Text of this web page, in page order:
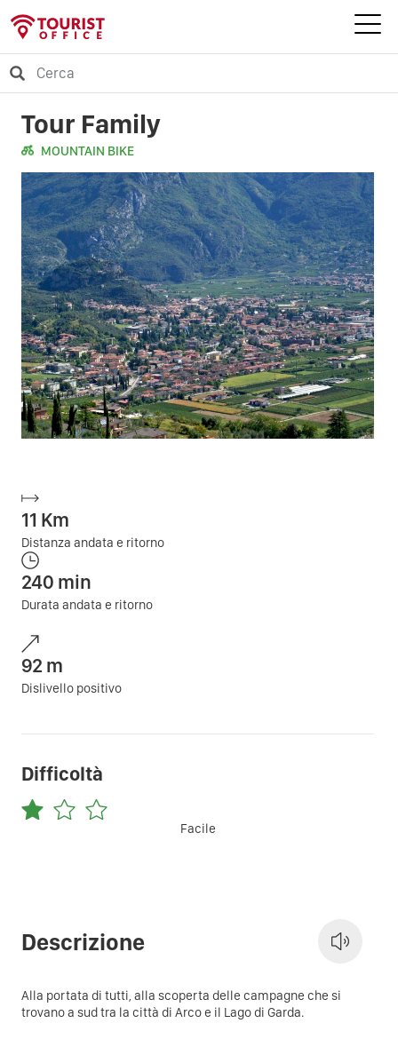
Tour Family
MOUNTAIN BIKE
11 Km
Distanza andata e ritorno
240 min
Durata andata e ritorno
92 m
Dislivello positivo
Difficoltà
Facile
Descrizione
Alla portata di tutti, alla scoperta delle campagne che si
trovano a sud tra la città di Arco e il Lago di Garda.